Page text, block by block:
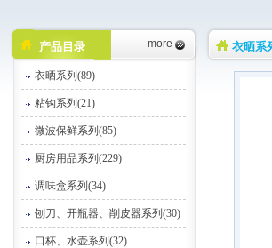
产品目录 more
衣晒系列(89)
粘钩系列(21)
微波保鲜系列(85)
厨房用品系列(229)
调味盒系列(34)
刨刀、开瓶器、削皮器系列(30)
口杯、水壶系列(32)
衣晒系